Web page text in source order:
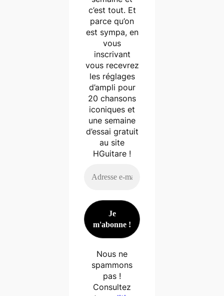
c’est tout. Et
parce qu’on
est sympa, en
vous
inscrivant
vous recevrez
les réglages
d’ampli pour
20 chansons
iconiques et
une semaine
d’essai gratuit
au site
HGuitare !
Nous ne
spammons
pas !
Consultez